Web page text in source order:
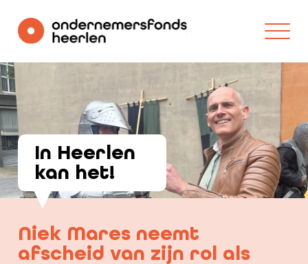
In Heerlen
kan het!
Niek Mares neemt
afscheid van zijn rol als